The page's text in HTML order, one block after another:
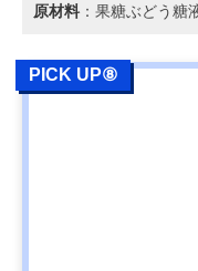
原材料 ：果糖ぶどう糖
PICK UP⑧